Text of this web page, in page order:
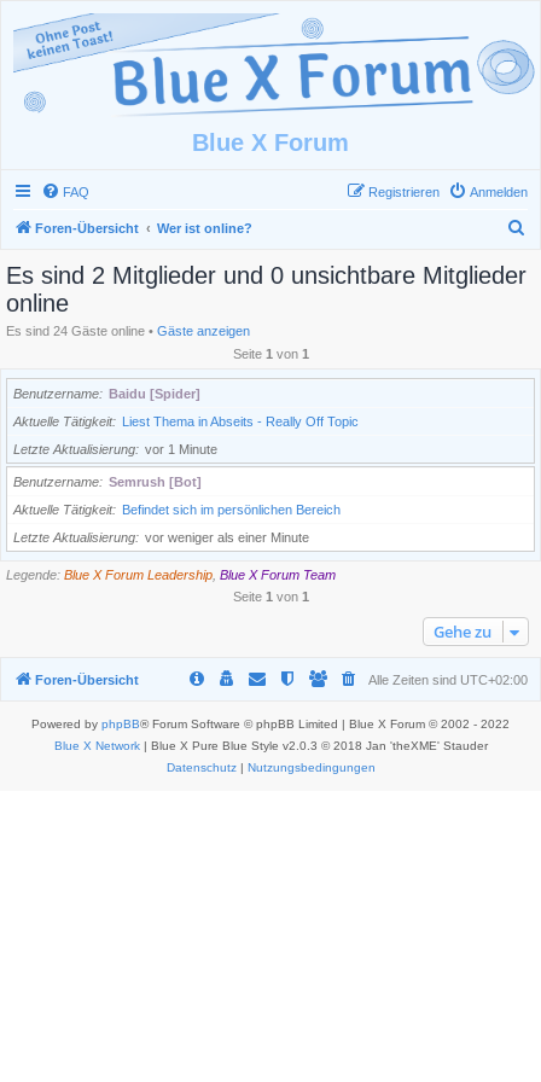
Blue X Forum
FAQ Anmelden
Registrieren
Foren-Übersicht Wer ist online?
Es sind 2 Mitglieder und 0 unsichtbare Mitglieder
online
Es sind 24 Gäste online • Gäste anzeigen
Seite 1 von 1
Benutzername
Baidu [Spider]
Aktuelle Tätigkeit
Liest Thema in Abseits - Really Off Topic
Letzte Aktualisierung
vor 1 Minute
Benutzername
Semrush [Bot]
Aktuelle Tätigkeit
Befindet sich im persönlichen Bereich
Letzte Aktualisierung
vor weniger als einer Minute
Legende: Blue X Forum Leadership Blue X Forum Team
Seite 1 von 1
Gehe zu
Foren-Übersicht Alle Zeiten sind UTC+02:00
Powered by phpBB® Forum Software © phpBB Limited | Blue X Forum © 2002 - 2022
Blue X Network| Blue X Pure Blue Style v2.0.3 © 2018 Jan 'theXME' Stauder
Datenschutz| Nutzungsbedingungen